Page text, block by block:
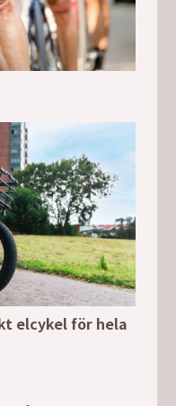
elcykel för hela